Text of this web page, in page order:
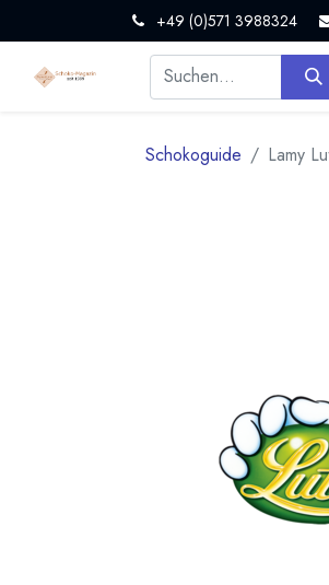
+49 (0)571 3988324
Schokoguide Lamy